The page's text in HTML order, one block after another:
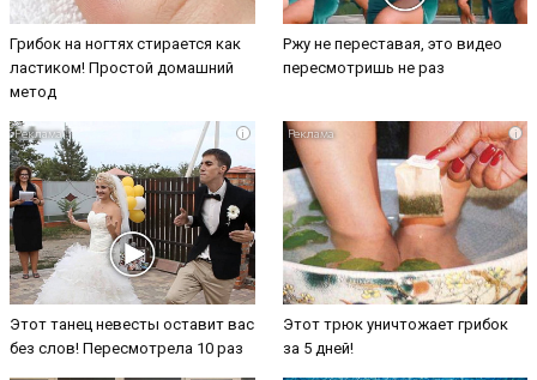
Грибок на ногтях стирается как
ластиком! Простой домашний
метод
Ржу не переставая, это видео
пересмотришь не раз
i
Этот танец невесты оставит вас
без слов! Пересмотрела 10 раз
i
Этот трюк уничтожает грибок
за 5 дней!